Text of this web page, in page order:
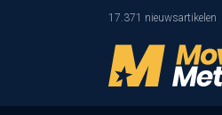
17.371 nieuwsartikelen